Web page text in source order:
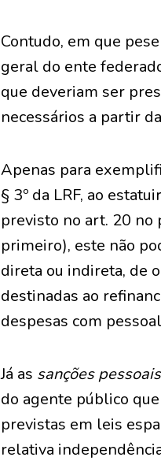
Contudo, em que
geral do ente
que deveriam ser
necessários a partir
Apenas para
§ 3º da LRF, ao
previsto no art. 20 no
primeiro), este não
direta ou indireta, de
destinadas ao
despesas com
Já as sanções pessoais
do agente público
previstas em leis
relativa